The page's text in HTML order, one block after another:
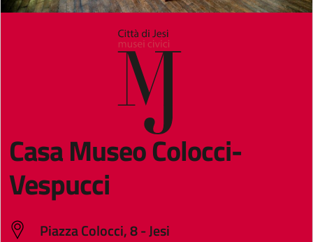
Casa Museo Colocci-
Vespucci
Piazza Colocci, 8 - Jesi